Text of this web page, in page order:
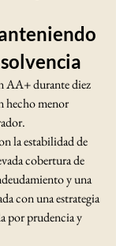
AA+ durante diez
hecho menor
la estabilidad de
cobertura de
y una
con una estrategia
por prudencia y